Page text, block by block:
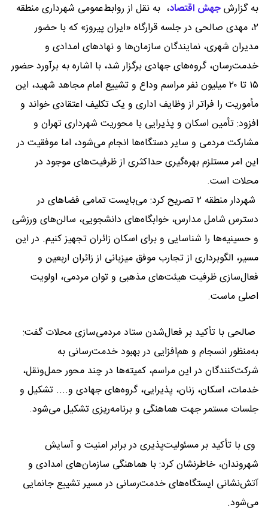
به گزارشجهش اقتصاد، به نقل از روابط‌عمومی شهرداری منطقه
۲، مهدی صالحی در جلسه قرارگاه «ایران پیروز» که با حضور
مدیران شهری، نمایندگان سازمان‌ها و نهادهای امدادی و
خدمت‌رسان، گروه‌های جهادی برگزار شد، با اشاره به برآورد حضور
۱۵ تا ۲۰ میلیون نفر مراسم وداع و تشییع امام مجاهد شهید، این
مأموریت را فراتر از وظایف اداری و یک تکلیف اعتقادی خواند و
افزود: تأمین اسکان و پذیرایی با محوریت شهرداری تهران و
مشارکت مردمی و سایر دستگاه‌ها انجام می‌شود، اما موفقیت در
این امر مستلزم بهره‌گیری حداکثری از ظرفیت‌های موجود در
محلات است.
شهردار منطقه ۲ تصریح کرد: می‌بایست تمامی فضاهای در
دسترس شامل مدارس، خوابگاه‌های دانشجویی، سالن‌های ورزشی
و حسینیه‌ها را شناسایی و برای اسکان زائران تجهیز کنیم. در این
مسیر، الگوبرداری از تجارب موفق میزبانی از زائران اربعین و
فعال‌سازی ظرفیت هیئت‌های مذهبی و توان مردمی، اولویت
اصلی ماست.
صالحی با تأکید بر فعال‌شدن ستاد مردمی‌سازی محلات گفت:
به‌منظور انسجام و هم‌افزایی در بهبود خدمت‌رسانی به
شرکت‌کنندگان در این مراسم، کمیته‌ها در چند محور حمل‌ونقل،
خدمات، اسکان، زنان، پذیرایی، گروه‌های جهادی و.... تشکیل و
جلسات مستمر جهت هماهنگی و برنامه‌ریزی تشکیل می‌شود.
وی با تأکید بر مسئولیت‌پذیری در برابر امنیت و آسایش
شهروندان، خاطرنشان کرد: با هماهنگی سازمان‌های امدادی و
آتش‌نشانی ایستگاه‌های خدمت‌رسانی در مسیر تشییع جانمایی
می‌شود.